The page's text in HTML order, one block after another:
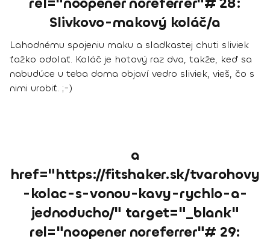
Slivkovo-makový koláč/a
Lahodnému spojeniu maku a sladkastej chuti sliviek
ťažko odolať. Koláč je hotový raz dva, takže, keď sa
nabudúce u teba doma objaví vedro sliviek, vieš, čo s
nimi urobiť. ;-)
a
href="https://fitshaker.sk/tvarohovy
-kolac-s-vonou-kavy-rychlo-a-
jednoducho/" target="_blank"
rel="noopener noreferrer"# 29: